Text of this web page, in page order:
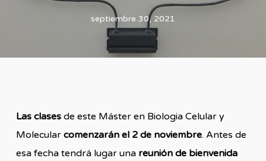
septiembre 30, 2021
Las clasesde este Máster en Biologia Celular y
Molecular comenzarán el 2 de noviembre. Antes de
esa fecha tendrá lugar una reunión de bienvenida